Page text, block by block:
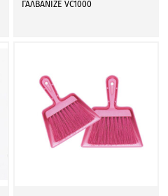
ΓΑΛΒΑΝΙΖΕ VC1000